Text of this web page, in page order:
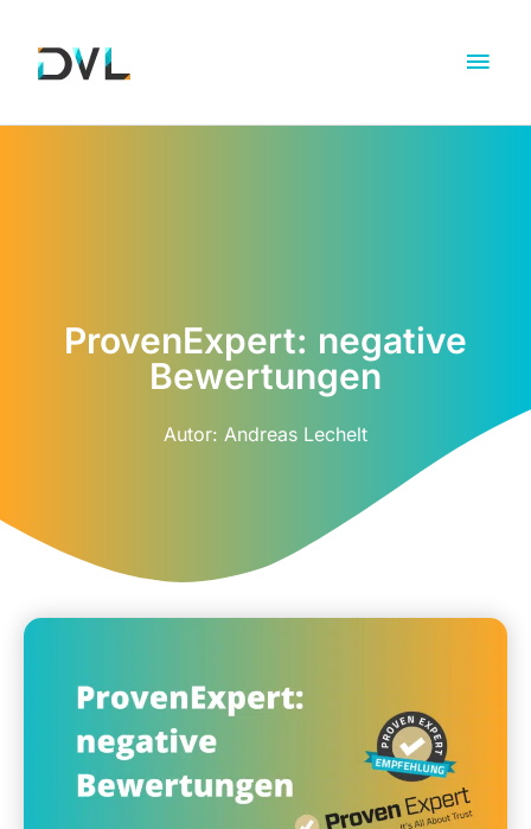
ProvenExpert: negative
Bewertungen
Autor: Andreas Lechelt